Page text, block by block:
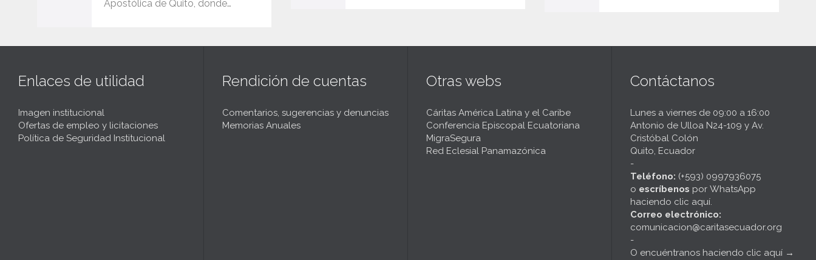
Apostólica de Quito, donde…
Enlaces de utilidad
Imagen institucional
Ofertas de empleo y licitaciones
Política de Seguridad Institucional
Rendición de cuentas
Comentarios, sugerencias y denuncias
Memorias Anuales
Otras webs
Cáritas América Latina y el Caribe
Conferencia Episcopal Ecuatoriana
MigraSegura
Red Eclesial Panamazónica
Contáctanos
Lunes a viernes de 09:00 a 16:00
Antonio de Ulloa N24-109 y Av.
Cristóbal Colón
Quito, Ecuador
-
Teléfono: (+593) 0997936075
o escríbenos por WhatsApp
haciendo clic aquí.
Correo electrónico:
comunicacion@caritasecuador.org
-
O encuéntranos haciendo clic aquí →